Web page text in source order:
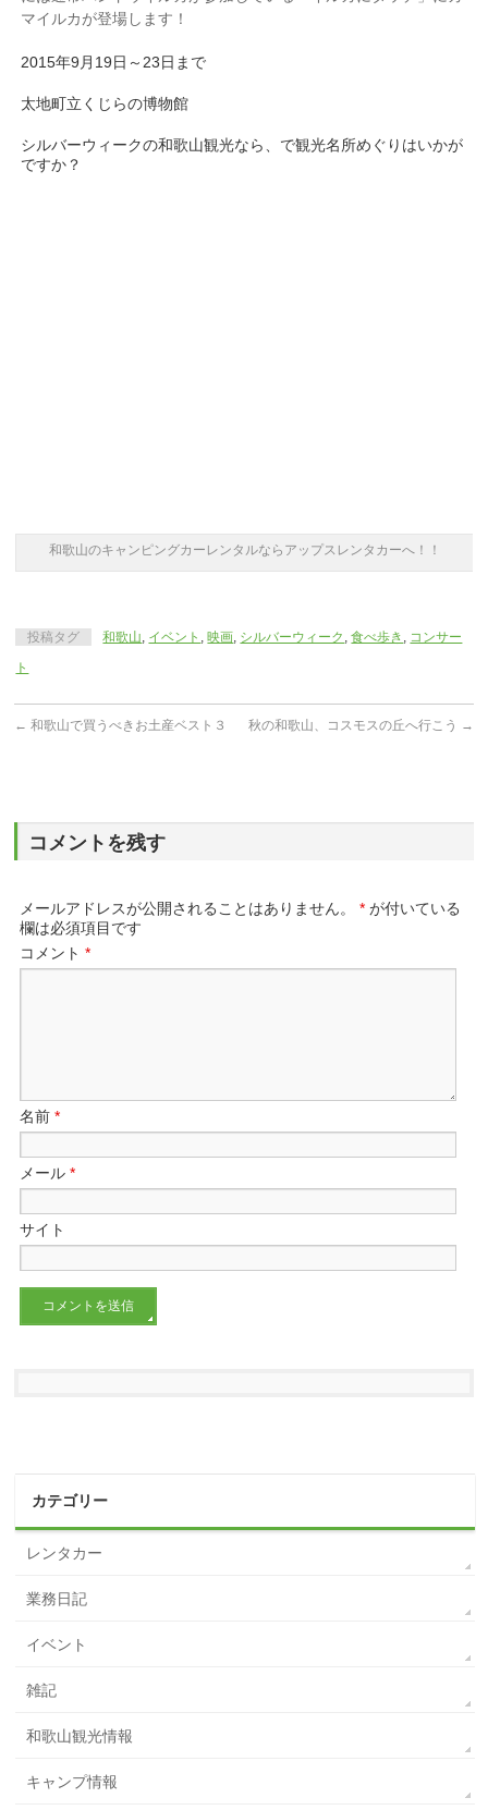
マイルカが登場します！
2015年9月19日～23日まで
太地町立くじらの博物館
シルバーウィークの和歌山観光なら、で観光名所めぐりはいかが
ですか？
和歌山のキャンピングカーレンタルならアップスレンタカーへ！！
投稿タグ 和歌山, イベント ,映画, シルバーウィーク ,食べ歩き , コンサー
ト
← 和歌山で買うべきお土産ベスト３ 秋の和歌山、コスモスの丘へ行こう →
コメントを残す
メールアドレスが公開されることはありません。 * が付いている
欄は必須項目です
コメント*
名前*
メール*
サイト
カテゴリー
レンタカー
業務日記
イベント
雑記
和歌山観光情報
キャンプ情報